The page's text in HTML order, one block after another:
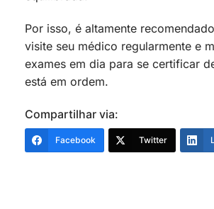
Por isso, é altamente
visite seu médico regularmente e
exames em dia para se certificar
está em ordem.
Compartilhar via:
Facebook Twitter